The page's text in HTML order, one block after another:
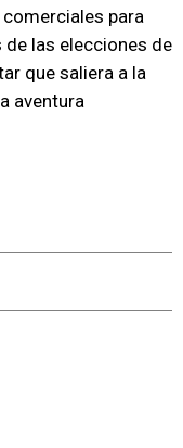
para
las elecciones de
que saliera a la
aventura